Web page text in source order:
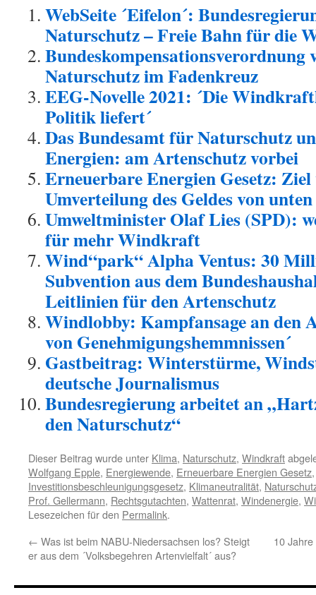
WebSeite ´Eifelon´:
Naturschutz – Freie Bahn für die
Bundeskompensationsverordnung
Naturschutz im Fadenkreuz
EEG-Novelle 2021: ´Die
Politik liefert´
Das Bundesamt für Naturschutz
Energien: am Artenschutz vorbei
Erneuerbare Energien Gesetz:
Umverteilung des Geldes von
Umweltminister Olaf Lies (SPD):
für mehr Windkraft
Wind“park“ Alpha Ventus: 30
Subvention aus dem
Leitlinien für den Artenschutz
Windlobby: Kampfansage an den
von Genehmigungshemmnissen´
Gastbeitrag: Winterstürme,
deutsche Journalismus
Bundesregierung arbeitet an
den Naturschutz“
Dieser Beitrag wurde unter Klima, Naturschutz, Windkraft
Wolfgang Epple, Energiewende, Erneuerbare Energien Gesetz
Investitionsbeschleunigungsgesetz, Klimaneutralität,
Prof. Gellermann, Rechtsgutachten, Wattenrat, Windenergie,
Lesezeichen für den Permalink.
← Was ist beim NABU-Niedersachsen los? Steigt
er aus dem ´Volksbegehren Artenvielfalt´ aus?
10